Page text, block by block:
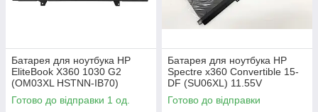
Батарея для ноутбука HP
EliteBook X360 1030 G2
(OM03XL HSTNN-IB70)
11.55V 57Wh 4935mAh
Тип2!!!
Готово до відправки 1 од.
Батарея для ноутбука HP
Spectre x360 Convertible 15-
DF (SU06XL) 11.55V
Готово до відправки